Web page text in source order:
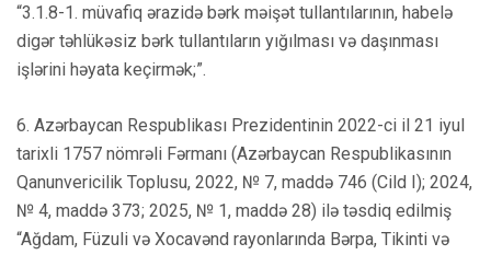
“3.1.8-1. müvafiq ərazidə bərk məişət tullantılarının, habelə
digər təhlükəsiz bərk tullantıların yığılması və daşınması
işlərini həyata keçirmək;”.
6. Azərbaycan Respublikası Prezidentinin 2022-ci il 21 iyul
tarixli 1757 nömrəli Fərmanı (Azərbaycan Respublikasının
Qanunvericilik Toplusu, 2022, № 7, maddə 746 (Cild I); 2024,
№ 4, maddə 373; 2025, № 1, maddə 28) ilə təsdiq edilmiş
“Ağdam, Füzuli və Xocavənd rayonlarında Bərpa, Tikinti və